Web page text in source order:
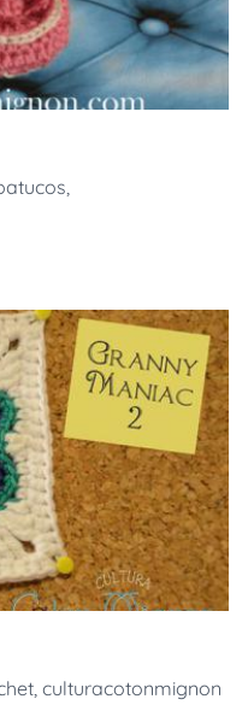
,
, culturacotonmignon